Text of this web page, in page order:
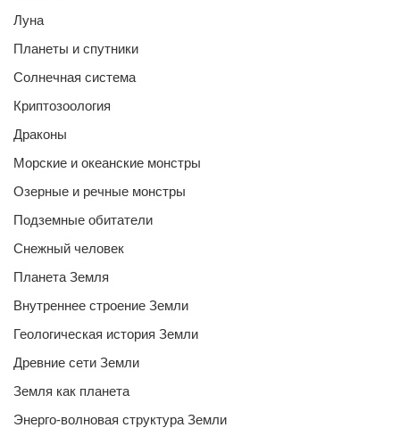
Луна
Планеты и спутники
Солнечная система
Криптозоология
Драконы
Морские и океанские монстры
Озерные и речные монстры
Подземные обитатели
Снежный человек
Планета Земля
Внутреннее строение Земли
Геологическая история Земли
Древние сети Земли
Земля как планета
Энерго-волновая структура Земли